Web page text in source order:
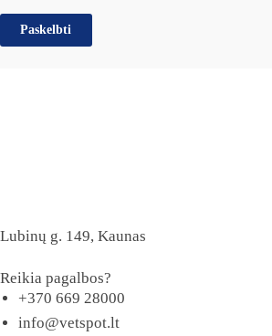
Lubinų g. 149, Kaunas
Reikia pagalbos?
+370 669 28000
info@vetspot.lt